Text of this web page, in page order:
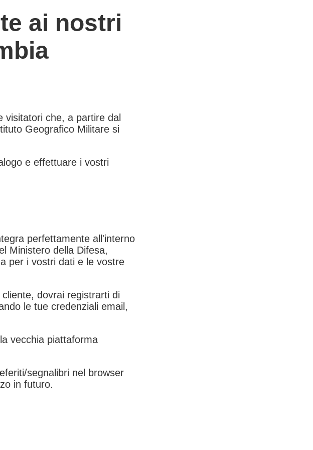
ai nostri
visitatori che, a partire dal
Geografico Militare si
e effettuare i vostri
perfettamente all'interno
Ministero della Difesa,
per i vostri dati e le vostre
dovrai registrarti di
le tue credenziali email,
vecchia piattaforma
segnalibri nel browser
in futuro.